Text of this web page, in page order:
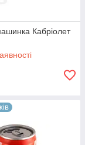
Кабріолет